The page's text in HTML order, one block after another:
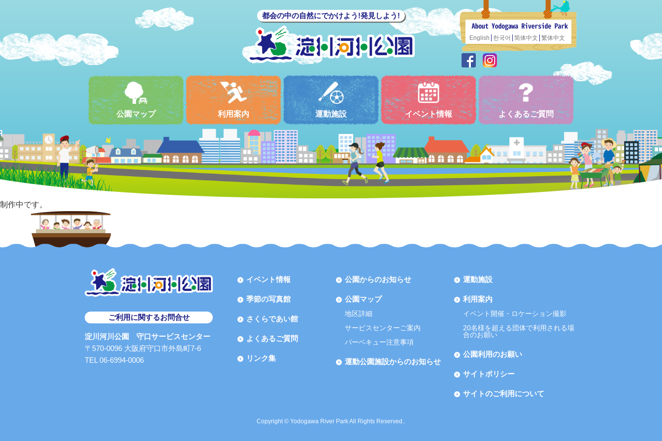
都会の中の自然にでかけよう!発見しよう!
English 한국어 简体中文 繁体中文
公園マップ 利用案内 運動施設 イベント情報 よくあるご質問
制作中です。
ご利用に関するお問合せ
淀川河川公園 守口サービスセンター
〒570-0096 大阪府守口市外島町7-6
TEL 06-6994-0006
イベント情報
季節の写真館
さくらであい館
よくあるご質問
リンク集
公園からのお知らせ
公園マップ
地区詳細
サービスセンターご案内
バーベキュー注意事項
運動公園施設からのお知らせ
運動施設
利用案内
イベント開催・ロケーション撮影
20名様を超える団体で利用される場
合のお願い
公園利用のお願い
サイトポリシー
サイトのご利用について
Copyright © Yodogawa River Park All Rights Reserved..